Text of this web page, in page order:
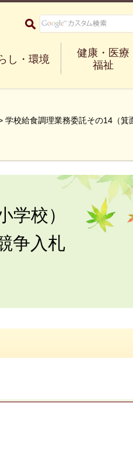
し・環境
健康・医療
福祉
学校給食調理業務委託その14（
学校）
争入札